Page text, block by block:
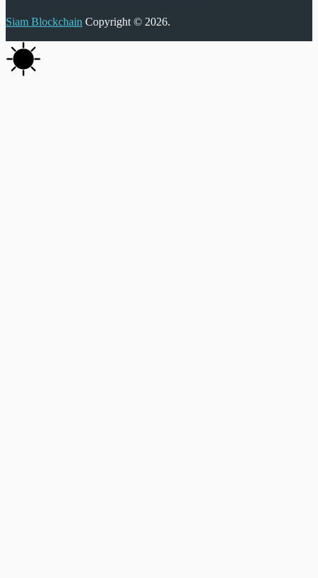
Siam Blockchain Copyright © 2026.